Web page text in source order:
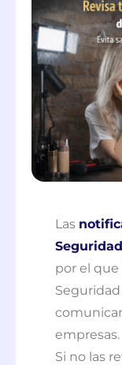
Las
por el que
Seguridad
empresas.
Si no las